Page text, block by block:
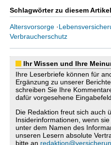
Schlagwörter zu diesem Artikel
Altersvorsorge ·
Verbraucherschutz
Ihr Wissen und Ihre
Ihre Leserbriefe können für
Ergänzung zu unserer
schreiben Sie Ihre
dafür vorgesehene Eingabefeld.
Die Redaktion freut sich auch
Insiderinformationen, wenn
unter dem Namen des
unseren Lesern absolute
bitte an